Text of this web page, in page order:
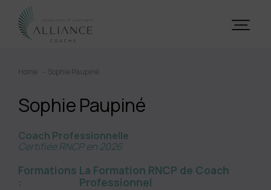
Home Sophie Paupiné
Sophie Paupiné
Coach Professionnelle
Certifiée RNCP en 2026
Formations
:
La Formation RNCP de Coach
Professionnel